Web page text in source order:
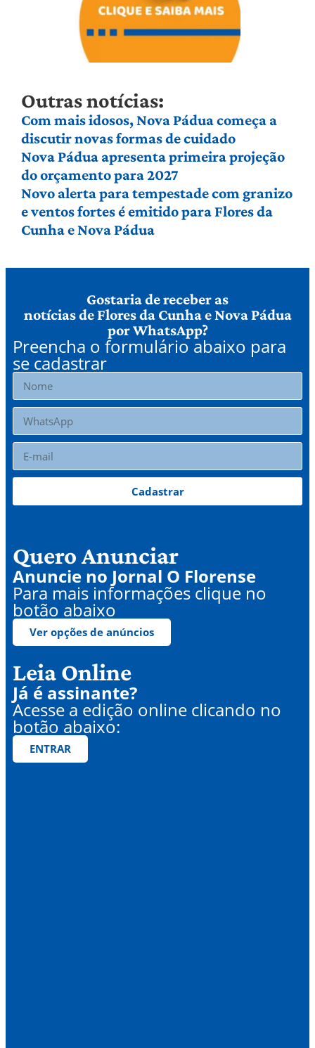
Outras notícias:
Com mais idosos, Nova Pádua começa a
discutir novas formas de cuidado
Nova Pádua apresenta primeira projeção
do orçamento para 2027
Novo alerta para tempestade com granizo
e ventos fortes é emitido para Flores da
Cunha e Nova Pádua
Gostaria de receber as
notícias de Flores da Cunha e Nova Pádua
por WhatsApp?
Preencha o formulário abaixo para
se cadastrar
Cadastrar
Quero Anunciar
Anuncie no Jornal O Florense
Para mais informações clique no
botão abaixo
Ver opções de anúncios
Leia Online
Já é assinante?
Acesse a edição online clicando no
botão abaixo:
ENTRAR